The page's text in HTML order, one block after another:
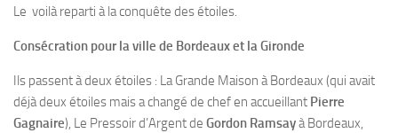
Le voilà reparti à la conquête des étoiles.
Consécration pour la ville de Bordeaux et la Gironde
Ils passent à deux étoiles : La Grande Maison à Bordeaux (qui avait
déjà deux étoiles mais a changé de chef en accueillant Pierre
Gagnaire), Le Pressoir d’Argent de Gordon Ramsayà Bordeaux,